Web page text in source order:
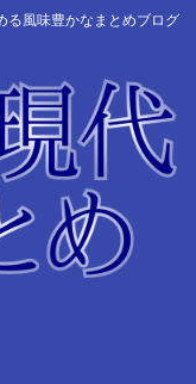
る風味豊かなまとめブログ